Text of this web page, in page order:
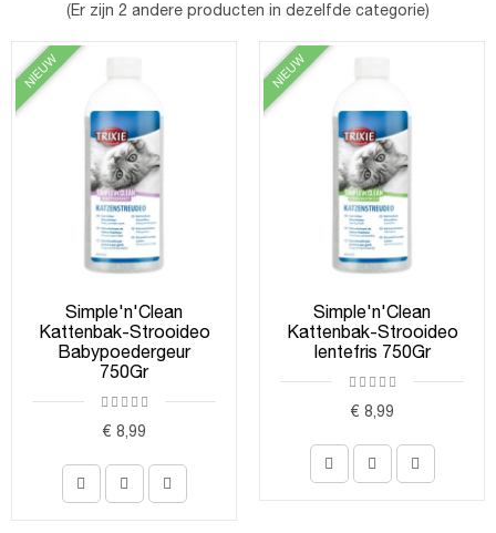
(Er zijn 2 andere producten in dezelfde categorie)
NIEUW
Simple'n'Clean
Kattenbak-Strooideo
Babypoedergeur
750Gr
€ 8,99
NIEUW
Simple'n'Clean
Kattenbak-Strooideo
lentefris 750Gr
€ 8,99